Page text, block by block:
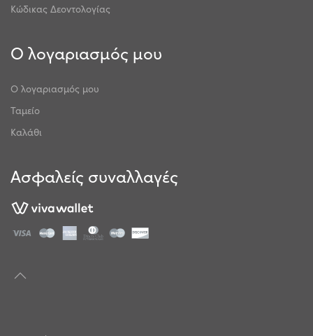
Κώδικας Δεοντολογίας
Ο λογαριασμός μου
Ο λογαριασμός μου
Ταμείο
Καλάθι
Ασφαλείς συναλλαγές